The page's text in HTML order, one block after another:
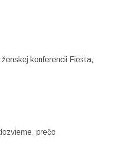
konferencii Fiesta,
prečo